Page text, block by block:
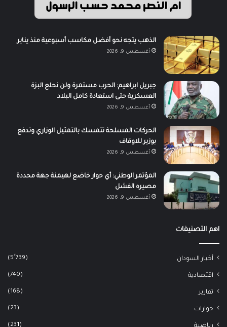
الذهب يتجه نحو أفضل مكاسب أسبوعية منذ يناير
أغسطس 9, 2026
جبريل ابراهيم: الحرب مستمرة ولن نحلع البزة
العسكرية حتى استعادة كامل البلاد
أغسطس 9, 2026
الحركات المسلحة تتمسك بالتمثيل الوزاري وتدفع
بوزير للاوقاف
أغسطس 9, 2026
المؤتمر الوطني: أي حوار خاضع لهيمنة جهة محددة
مصيره الفشل
أغسطس 9, 2026
اهم التصنيفات
أخبار السودان (5٬739)
اقتصادية (740)
تقارير (168)
حوارات (23)
(231)